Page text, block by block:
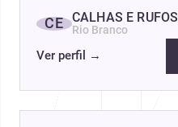
CE CALHAS E RUFOS
Rio Branco
Ver perfil →